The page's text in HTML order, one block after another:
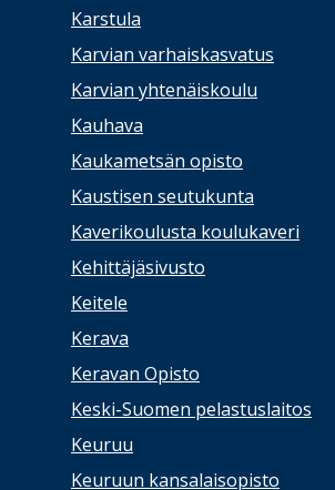
Karstula
Karvian varhaiskasvatus
Karvian yhtenäiskoulu
Kauhava
Kaukametsän opisto
Kaustisen seutukunta
Kaverikoulusta koulukaveri
Kehittäjäsivusto
Keitele
Kerava
Keravan Opisto
Keski-Suomen pelastuslaitos
Keuruu
Keuruun kansalaisopisto